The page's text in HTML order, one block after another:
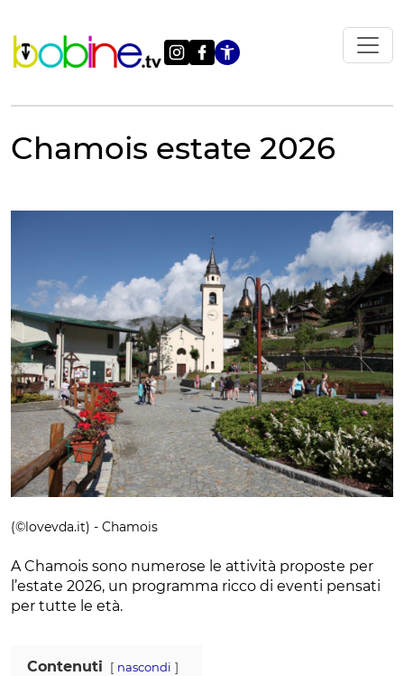
contenuto
Apri le
Chamois estate 2026
(©lovevda.it) - Chamois
A Chamois sono numerose le attività proposte per
l’estate 2026, un programma ricco di eventi pensati
per tutte le età.
Contenuti nascondi